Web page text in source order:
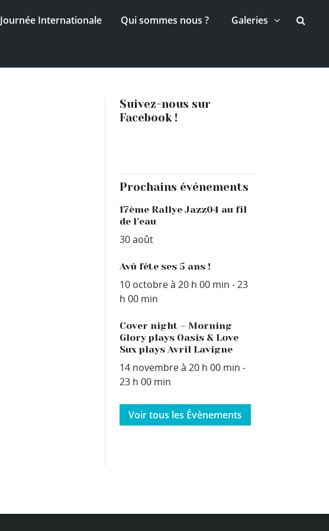
Journée Internationale Qui sommes nous ? Galeries
Suivez-nous sur
Facebook !
Prochains événements
17ème Rallye Jazz04 au fil
de l’eau
30 août
Avû fête ses 5 ans !
10 octobre à 20 h 00 min -23
h 00 min
Cover night – Morning
Glory plays Oasis & Love
Sux plays Avril Lavigne
14 novembre à 20 h 00 min -
23 h 00 min
Voir tous les Évènements